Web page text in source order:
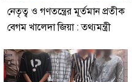
নেতৃত্ব ও গণতন্ত্রের মূর্তমান প্রতীক
বেগম খালেদা জিয়া : তথ্যমন্ত্রী